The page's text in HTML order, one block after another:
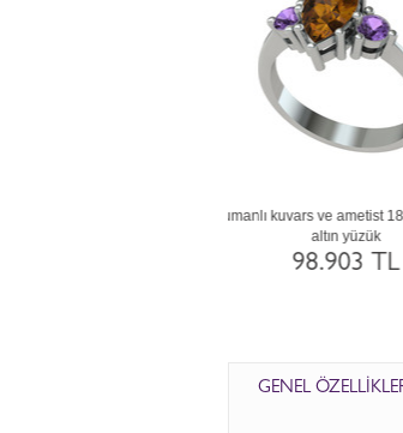
Rodolit garnet ve
altın yüzük
35.999
GENEL